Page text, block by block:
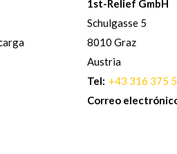
1st-Relief GmbH
Schulgasse 5
8010 Graz
Austria
Tel: +43 316 375
Correo